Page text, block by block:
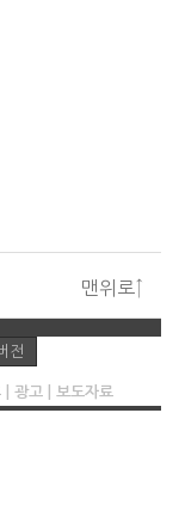
맨위로↑
전
| 광고 | 보도자료